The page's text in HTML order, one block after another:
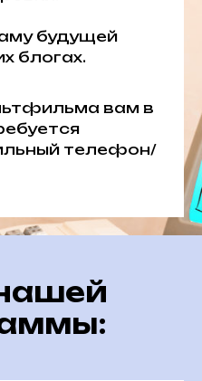
будущей
блогах.
вам в
телефон/